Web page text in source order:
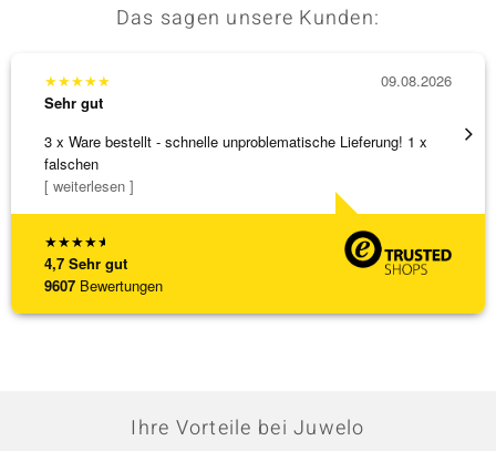
Das sagen unsere Kunden:
★★★★★
4,7 Sehr gut
9607 Bewertungen
★★★★★
Sehr gut
3 x Ware bestellt - schnelle unproblematische Lieferung! 1 x
falschen
[ weiterlesen ]
09.08.2026
Ihre Vorteile bei Juwelo